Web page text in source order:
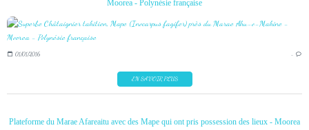
Moorea - Polynésie française
01/01/2016 …
EN SAVOIR PLUS
Plateforme du Marae Afareaitu avec des Mape qui ont pris possession des lieux - Moorea